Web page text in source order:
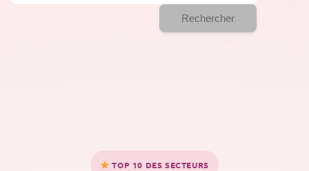
Rechercher
TOP 10 DES SECTEURS